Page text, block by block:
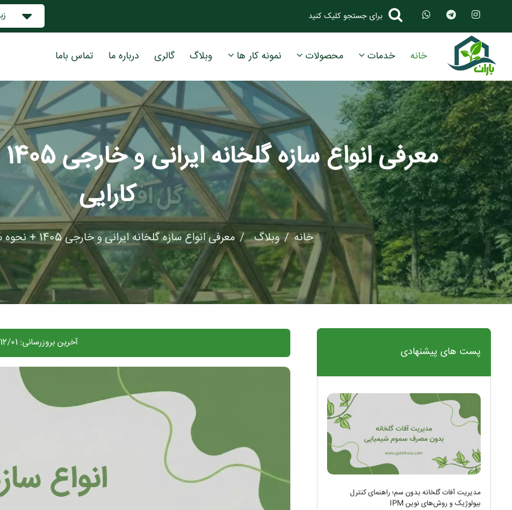
برای جستجو کلیک کنید
خانه خدمات محصولات نمونه کار ها وبلاگ گالری درباره ما تماس باما
کارایی
خانه وبلاگ معرفی انواع سازه گلخانه ایرانی و خارجی 1405 + نحوه ساخت، کاربرد و کارایی
آخرین بروزرسانی:
پست های پیشنهادی
مدیریت آفات گلخانه بدون سم؛ راهنمای کنترل
بیولوژیک و روش‌های نوین IPM